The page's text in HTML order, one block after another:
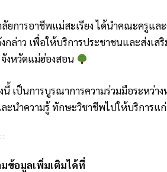
ลัยการอาชีพแม่สะเรียง ได้นำคณะครูแ
งกล่าว เพื่อให้บริการประชาชนและส่งเ
งหวัดแม่ฮ่องสอน
นี้ เป็นการบูรณาการความร่วมมือระหว่า
ะนำความรู้ ทักษะวิชาชีพไปให้บริการแ
ข้อมูลเพิ่มเติมได้ที่